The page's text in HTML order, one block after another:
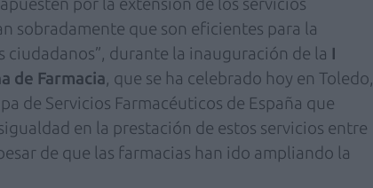
sobradamente que son eficientes para la
ciudadanos”, durante la inauguración de la I
de Farmacia, que se ha celebrado hoy en Toledo,
de Servicios Farmacéuticos de España que
en la prestación de estos servicios entre
de que las farmacias han ido ampliando la